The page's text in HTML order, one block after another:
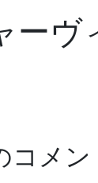
ーヴ
コメン